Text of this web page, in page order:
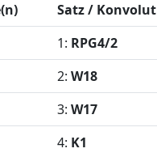
Satz / Konvolut
1: RPG4/2
2: W18
3: W17
4: K1